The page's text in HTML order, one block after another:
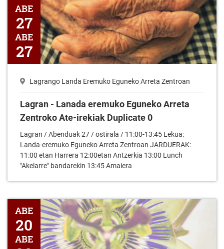
Lagran - Lanada eremuko Eguneko Arreta Zentroko Ate-irekiak
ABE
27
ABE
27
Lagrango Landa Eremuko Eguneko Arreta Zentroan
Lagran - Lanada eremuko Eguneko Arreta
Zentroko Ate-irekiak Duplicate 0
Lagran / Abenduak 27 / ostirala / 11:00-13:45 Lekua:
Landa-eremuko Eguneko Arreta Zentroan JARDUERAK:
11:00 etan Harrera 12:00etan Antzerkia 13:00 Lunch
"Akelarre" bandarekin 13:45 Amaiera
Lagran - Bizitzaren amaierari buruzko elkarrizketak
ABE
20
ABE